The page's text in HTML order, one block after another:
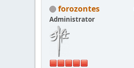
forozontes
Administrator